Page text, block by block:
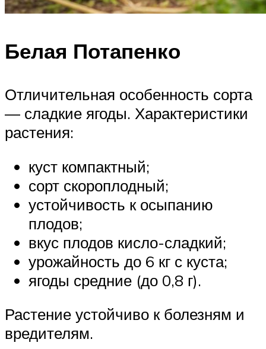
Белая Потапенко
Отличительная особенность сорта
— сладкие ягоды. Характеристики
растения:
куст компактный;
сорт скороплодный;
устойчивость к осыпанию
плодов;
вкус плодов кисло-сладкий;
урожайность до 6 кг с куста;
ягоды средние (до 0,8 г).
Растение устойчиво к болезням и
вредителям.